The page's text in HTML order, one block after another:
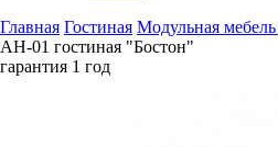
Главная Гостиная Модульная
АН-01 гостиная "Бостон"
гарантия 1 год